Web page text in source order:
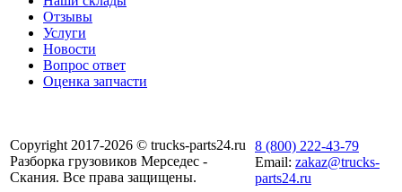
Отзывы
Услуги
Новости
Вопрос ответ
Оценка запчасти
Copyright 2017-2026 © trucks-parts24.ru
Разборка грузовиков Мерседес -
Скания. Все права защищены.
8 (800) 222-43-79
Email: zakaz@trucks-
parts24.ru